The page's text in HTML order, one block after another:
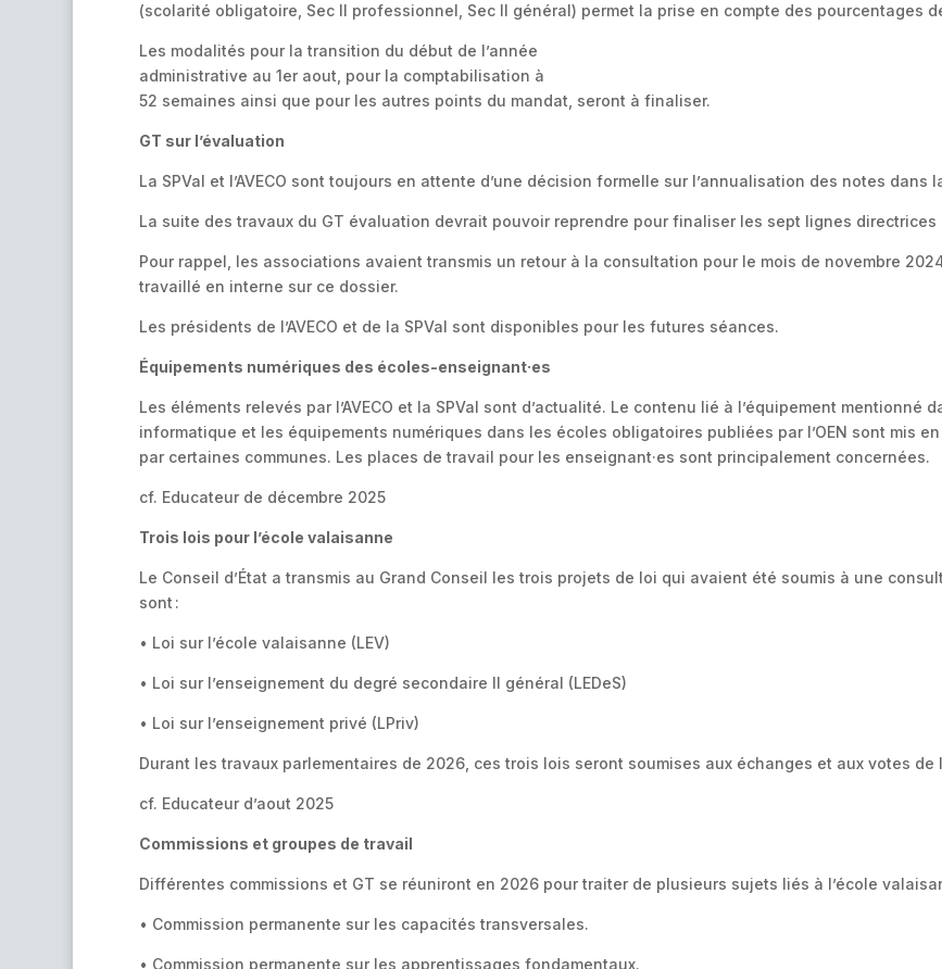
(scolarité obligatoire, Sec II professionnel, Sec II général) permet la prise en compte des pourcentages
Les modalités pour la transition du début de l’année
administrative au 1er aout, pour la comptabilisation à
52 semaines ainsi que pour les autres points du mandat, seront à finaliser.
GT sur l’évaluation
La SPVal et l’AVECO sont toujours en attente d’une décision formelle sur l’annualisation des notes dans
La suite des travaux du GT évaluation devrait pouvoir reprendre pour finaliser les sept lignes directrices
Pour rappel, les associations avaient transmis un retour à la consultation pour le mois de novembre
travaillé en interne sur ce dossier.
Les présidents de l’AVECO et de la SPVal sont disponibles pour les futures séances.
Équipements numériques des écoles-enseignant·es
Les éléments relevés par l’AVECO et la SPVal sont d’actualité. Le contenu lié à l’équipement
informatique et les équipements numériques dans les écoles obligatoires publiées par l’OEN sont mis
par certaines communes. Les places de travail pour les enseignant·es sont principalement concernées.
cf. Educateur de décembre 2025
Trois lois pour l’école valaisanne
Le Conseil d’État a transmis au Grand Conseil les trois projets de loi qui avaient été soumis à une
sont :
• Loi sur l’école valaisanne (LEV)
• Loi sur l’enseignement du degré secondaire II général (LEDeS)
• Loi sur l’enseignement privé (LPriv)
Durant les travaux parlementaires de 2026, ces trois lois seront soumises aux échanges et aux votes de
cf. Educateur d’aout 2025
Commissions et groupes de travail
Différentes commissions et GT se réuniront en 2026 pour traiter de plusieurs sujets liés à l’école
• Commission permanente sur les capacités transversales.
• Commission permanente sur les apprentissages fondamentaux.